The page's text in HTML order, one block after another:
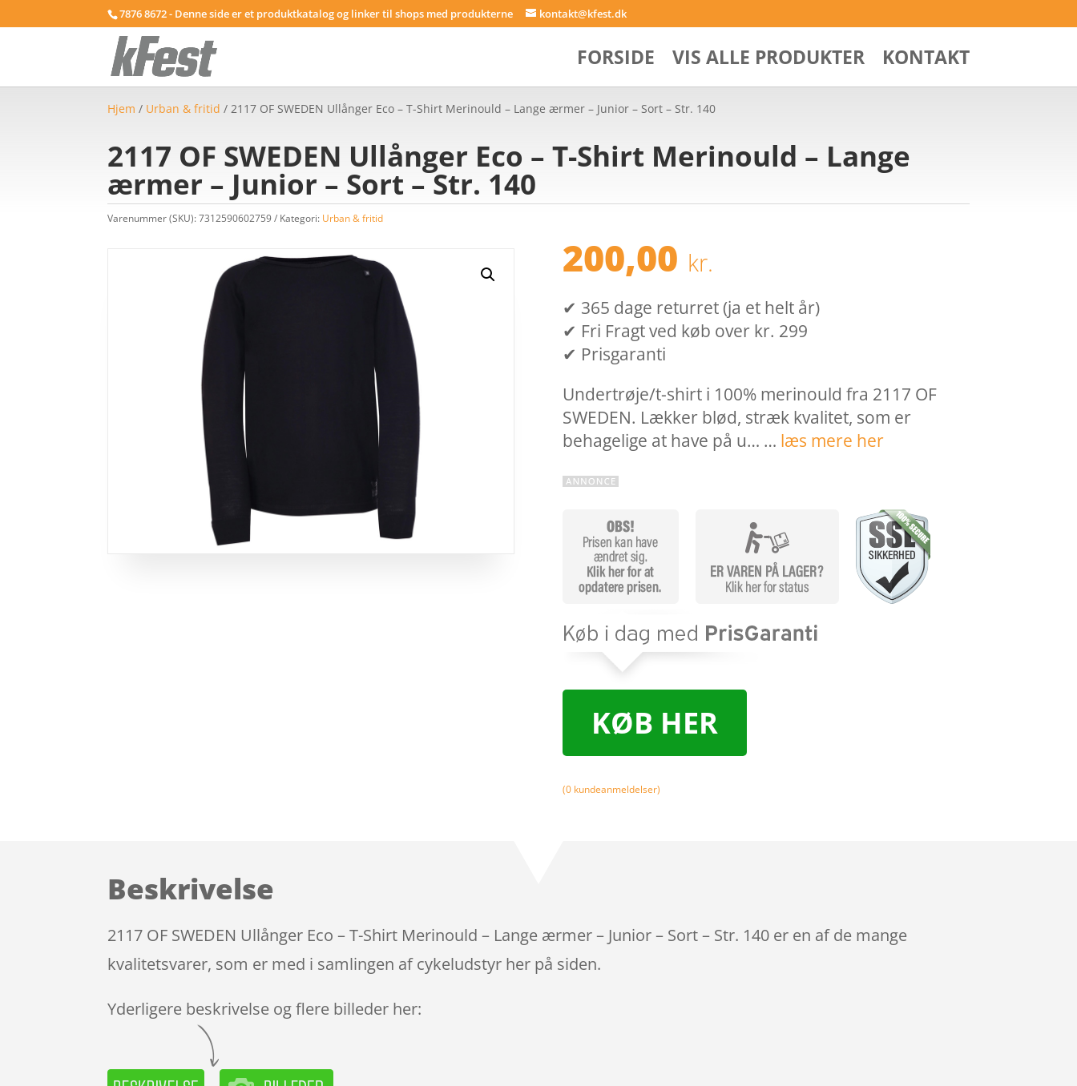
7876 8672 - Denne side er et produktkatalog og linker til shops med produkterne kontakt@kfest.dk
FORSIDE VIS ALLE PRODUKTER KONTAKT
Hjem / Urban & fritid / 2117 OF SWEDEN Ullånger Eco – T-Shirt Merinould – Lange ærmer – Junior – Sort – Str. 140
2117 OF SWEDEN Ullånger Eco – T-Shirt Merinould – Lange
ærmer – Junior – Sort – Str. 140
Varenummer (SKU):7312590602759 Kategori: Urban & fritid
200,00 kr.
✔ 365 dage returret (ja et helt år)
✔ Fri Fragt ved køb over kr. 299
✔ Prisgaranti
Undertrøje/t-shirt i 100% merinould fra 2117 OF
SWEDEN. Lækker blød, stræk kvalitet, som er
behagelige at have på u… … læs mere her
KØB HER
(0kundeanmeldelser)
Beskrivelse
2117 OF SWEDEN Ullånger Eco – T-Shirt Merinould – Lange ærmer – Junior – Sort – Str. 140 er en af de mange
kvalitetsvarer, som er med i samlingen af cykeludstyr her på siden.
Yderligere beskrivelse og flere billeder her: